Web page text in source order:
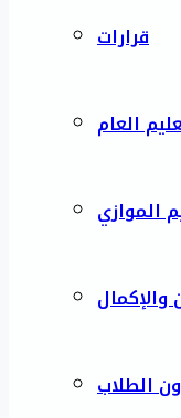
قرارات
العام
الموازي
الطلاب